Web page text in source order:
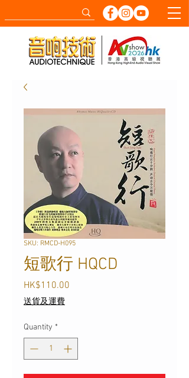
SKU: RMCD-H095
短歌行 HQCD
HK$110.00
送貨及運費
Quantity *